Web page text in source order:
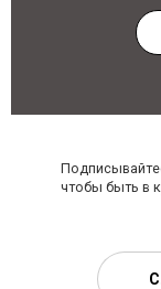
чтобы быть в